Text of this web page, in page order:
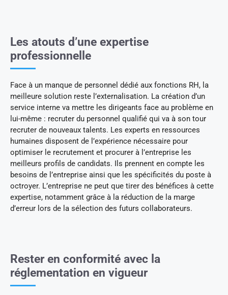
Les atouts d’une expertise
professionnelle
Face à un manque de personnel dédié aux fonctions RH, la
meilleure solution reste l’externalisation. La création d’un
service interne va mettre les dirigeants face au problème en
lui-même : recruter du personnel qualifié qui va à son tour
recruter de nouveaux talents. Les experts en ressources
humaines disposent de l’expérience nécessaire pour
optimiser le recrutement et procurer à l’entreprise les
meilleurs profils de candidats. Ils prennent en compte les
besoins de l’entreprise ainsi que les spécificités du poste à
octroyer. L’entreprise ne peut que tirer des bénéfices à cette
expertise, notamment grâce à la réduction de la marge
d’erreur lors de la sélection des futurs collaborateurs.
Rester en conformité avec la
réglementation en vigueur